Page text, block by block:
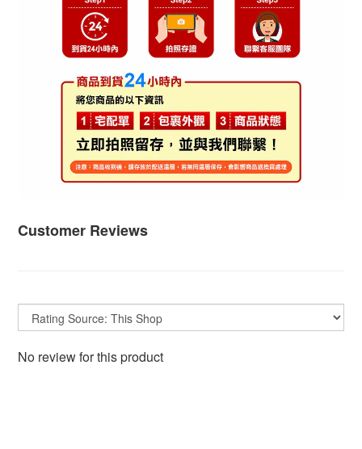
Customer Reviews
No review for this product